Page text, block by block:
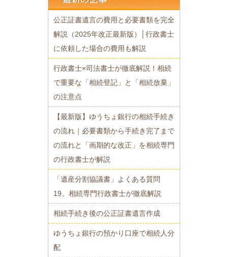
公正証書遺言の費用と必要書類を完全
解説（2025年改正最新版）│行政書士
に依頼した場合の費用も解説
行政書士×司法書士が徹底解説！相続
で重要な「相続登記」と「相続放棄」
の注意点
【最新版】ゆうちょ銀行の相続手続き
の流れ｜必要書類から手続き完了まで
の流れと「画期的な改正」を相続専門
の行政書士が解説
「遺産分割協議書」よくある質問
19。相続専門行政書士が徹底解説
相続手続き後の公正証書遺言作成
ゆうちょ銀行の預かり口座で相続人分
配